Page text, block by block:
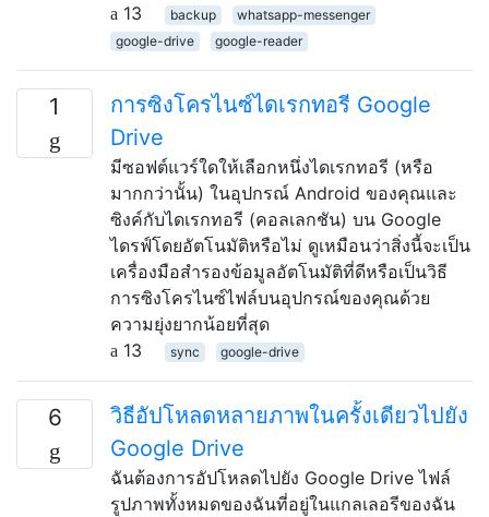
13
backup
whatsapp-messenger
google-drive
google-reader
1
การซิงโครไนซ์ไดเรกทอรี Google
Drive
มีซอฟต์แวร์ใดให้เลือกหนึ่งไดเรกทอรี (หรือ
มากกว่านั้น) ในอุปกรณ์ Android ของคุณและ
ซิงค์กับไดเรกทอรี (คอลเลกชัน) บน Google
ไดรฟ์โดยอัตโนมัติหรือไม่ ดูเหมือนว่าสิ่งนี้จะเป็น
เครื่องมือสำรองข้อมูลอัตโนมัติที่ดีหรือเป็นวิธี
การซิงโครไนซ์ไฟล์บนอุปกรณ์ของคุณด้วย
ความยุ่งยากน้อยที่สุด
13
sync google-drive
6
วิธีอัปโหลดหลายภาพในครั้งเดียวไปยัง
Google Drive
ฉันต้องการอัปโหลดไปยัง Google Drive ไฟล์
รูปภาพทั้งหมดของฉันที่อยู่ในแกลเลอรีของฉัน